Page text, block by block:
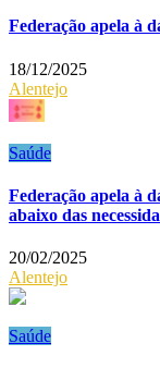
Federação apela à
18/12/2025
Alentejo
Saúde
Federação apela à
abaixo das
20/02/2025
Alentejo
Saúde